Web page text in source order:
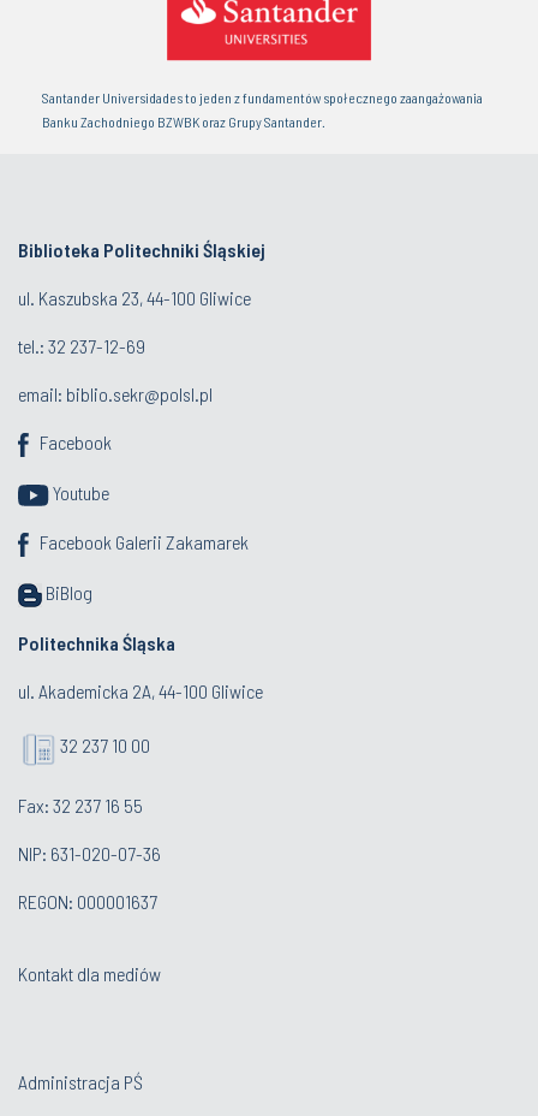
Santander Universidades to jeden z fundamentów społecznego zaangażowania
Banku Zachodniego BZWBK oraz Grupy Santander.
Biblioteka Politechniki Śląskiej
ul. Kaszubska 23, 44-100 Gliwice
tel.: 32 237-12-69
email: biblio.sekr@polsl.pl
Facebook
Youtube
Facebook Galerii Zakamarek
BiBlog
Politechnika Śląska
ul. Akademicka 2A, 44-100 Gliwice
32 237 10 00
Fax: 32 237 16 55
NIP: 631-020-07-36
REGON: 000001637
Kontakt dla mediów
Administracja PŚ